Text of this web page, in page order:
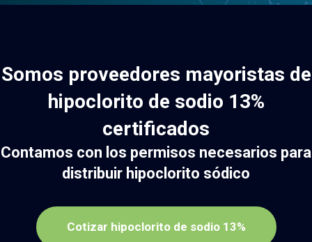
Somos proveedores mayoristas de
hipoclorito de sodio 13%
certificados
Contamos con los permisos necesarios para
distribuir hipoclorito sódico
Cotizar hipoclorito de sodio 13%